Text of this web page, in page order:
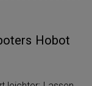
Hobot